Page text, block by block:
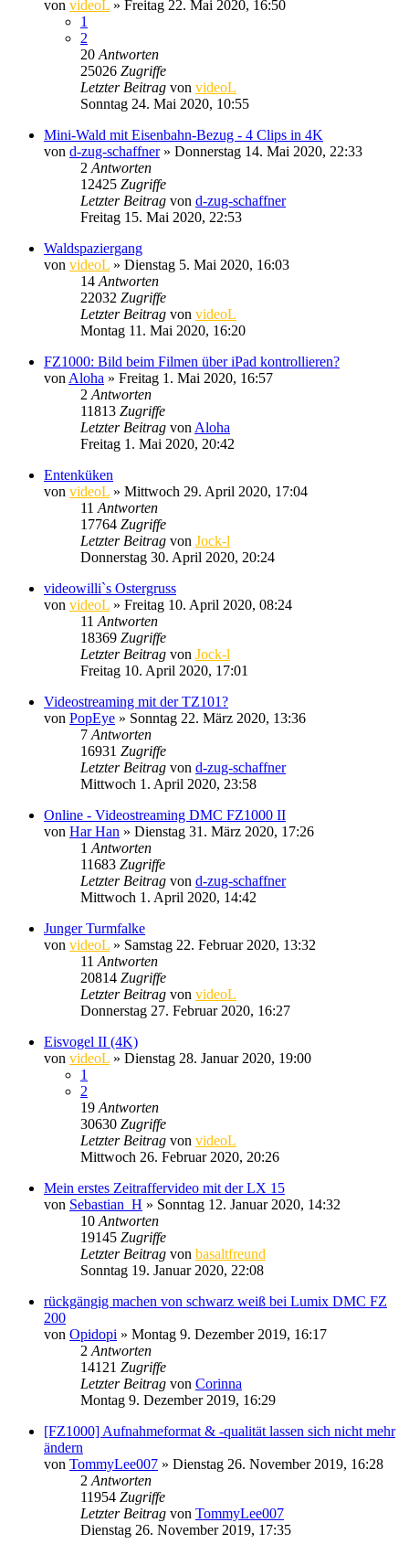
von videoL » Freitag 22. Mai 2020, 16:50
1
2
20 Antworten
25026 Zugriffe
Letzter Beitrag von videoL
Sonntag 24. Mai 2020, 10:55
Mini-Wald mit Eisenbahn-Bezug - 4 Clips in 4K
von d-zug-schaffner» Donnerstag 14. Mai 2020, 22:33
2 Antworten
12425 Zugriffe
Letzter Beitrag von d-zug-schaffner
Freitag 15. Mai 2020, 22:53
Waldspaziergang
von videoL » Dienstag 5. Mai 2020, 16:03
14 Antworten
22032 Zugriffe
Letzter Beitrag von videoL
Montag 11. Mai 2020, 16:20
FZ1000: Bild beim Filmen über iPad kontrollieren?
von Aloha » Freitag 1. Mai 2020, 16:57
2 Antworten
11813 Zugriffe
Letzter Beitrag von Aloha
Freitag 1. Mai 2020, 20:42
Entenküken
von videoL » Mittwoch 29. April 2020, 17:04
11 Antworten
17764 Zugriffe
Letzter Beitrag von Jock-l
Donnerstag 30. April 2020, 20:24
videowilli`s Ostergruss
von videoL » Freitag 10. April 2020, 08:24
11 Antworten
18369 Zugriffe
Letzter Beitrag von Jock-l
Freitag 10. April 2020, 17:01
Videostreaming mit der TZ101?
von PopEye » Sonntag 22. März 2020, 13:36
7 Antworten
16931 Zugriffe
Letzter Beitrag von d-zug-schaffner
Mittwoch 1. April 2020, 23:58
Online - Videostreaming DMC FZ1000 II
von Har Han » Dienstag 31. März 2020, 17:26
1 Antworten
11683 Zugriffe
Letzter Beitrag von d-zug-schaffner
Mittwoch 1. April 2020, 14:42
Junger Turmfalke
von videoL » Samstag 22. Februar 2020, 13:32
11 Antworten
20814 Zugriffe
Letzter Beitrag von videoL
Donnerstag 27. Februar 2020, 16:27
Eisvogel II (4K)
von videoL » Dienstag 28. Januar 2020, 19:00
1
2
19 Antworten
30630 Zugriffe
Letzter Beitrag von videoL
Mittwoch 26. Februar 2020, 20:26
Mein erstes Zeitraffervideo mit der LX 15
von Sebastian_H » Sonntag 12. Januar 2020, 14:32
10 Antworten
19145 Zugriffe
Letzter Beitrag von basaltfreund
Sonntag 19. Januar 2020, 22:08
rückgängig machen von schwarz weiß bei Lumix DMC FZ
200
von Opidopi » Montag 9. Dezember 2019, 16:17
2 Antworten
14121 Zugriffe
Letzter Beitrag von Corinna
Montag 9. Dezember 2019, 16:29
[FZ1000] Aufnahmeformat & -qualität lassen sich nicht mehr
ändern
von TommyLee007 » Dienstag 26. November 2019, 16:28
2 Antworten
11954 Zugriffe
Letzter Beitrag von TommyLee007
Dienstag 26. November 2019, 17:35